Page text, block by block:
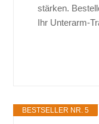
stärken.
Ihr Unterarm-
BESTSELLER NR. 5